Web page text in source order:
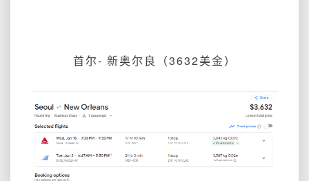
首尔- 新奥尔良（3632美金）